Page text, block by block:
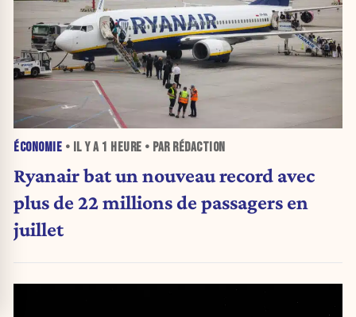
ÉCONOMIE • IL Y A 1 HEURE • PAR RÉDACTION
Ryanair bat un nouveau record avec
plus de 22 millions de passagers en
juillet